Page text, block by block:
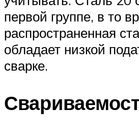
первой группе, в то
распространенная
обладает низкой
сварке.